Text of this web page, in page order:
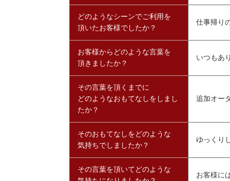
どのようなシーンでご利用を
頂いたお客様でしたか？
仕事帰り
お客様からどのような言葉を
頂きましたか？
いつもあ
その言葉を頂くまでに
どのようなおもてなしをしまし
たか？
追加オー
そのおもてなしをどのような
気持ちでしましたか？
ゆっくり
その言葉を頂いてどのような
お客様に